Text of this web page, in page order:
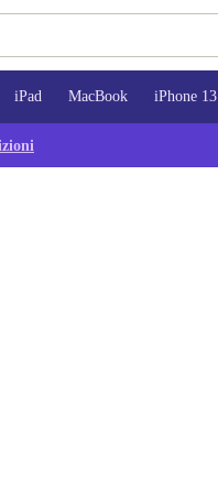
iPad MacBook iPhone 13